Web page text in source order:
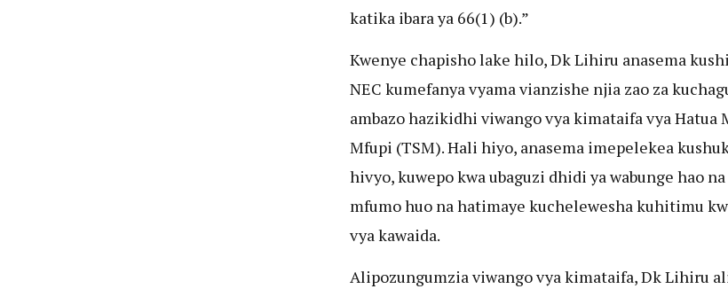
katika ibara ya 66(1) (b).”
Kwenye chapisho lake hilo, Dk Lihiru anasema
NEC kumefanya vyama vianzishe njia zao za
ambazo hazikidhi viwango vya kimataifa vya Hatua
Mfupi (TSM). Hali hiyo, anasema imepelekea
hivyo, kuwepo kwa ubaguzi dhidi ya wabunge hao
mfumo huo na hatimaye kuchelewesha kuhitimu
vya kawaida.
Alipozungumzia viwango vya kimataifa, Dk Lihiru